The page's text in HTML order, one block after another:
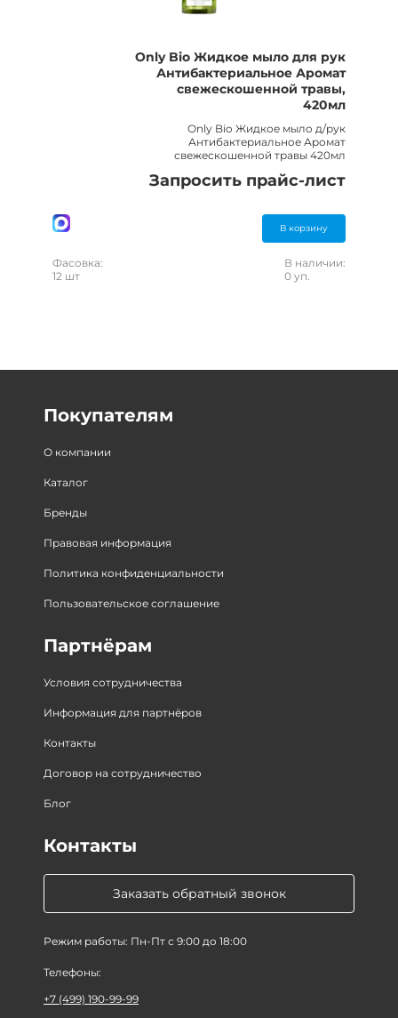
Only Bio Жидкое мыло для рук
Антибактериальное Аромат
свежескошенной травы,
420мл
Only Bio Жидкое мыло д/рук
Антибактериальное Аромат
свежескошенной травы 420мл
Запросить прайс-лист
В корзину
Фасовка:
12 шт
В наличии:
0 уп.
Покупателям
О компании
Каталог
Бренды
Правовая информация
Политика конфиденциальности
Пользовательское соглашение
Партнёрам
Условия сотрудничества
Информация для партнёров
Контакты
Договор на сотрудничество
Блог
Заказать обратный звонок
Режим работы: Пн-Пт с 9:00 до 18:00
Контакты
Телефоны:
+7 (499) 190-99-99